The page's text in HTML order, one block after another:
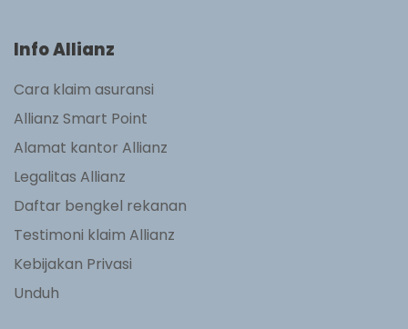
Info Allianz
Cara klaim asuransi
Allianz Smart Point
Alamat kantor Allianz
Legalitas Allianz
Daftar bengkel rekanan
Testimoni klaim Allianz
Kebijakan Privasi
Unduh